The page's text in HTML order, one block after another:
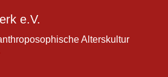
e.V.
Alterskultur